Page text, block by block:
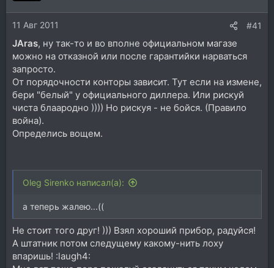
11 Авг 2011 #41
JAras, ну так-то и во вполне официальном магазе
можно на отказной или после гарантийки нарваться
запросто.
От порядочности конторы зависит. Тут если на измене,
бери "белый" у официального диллера. Или рискуй
чиста блаародно )))) Но рискуя - не бойся. (Правило
война).
Определись вощем.
Oleg Sirenko написал(а):
а теперь жалею...((
Не стоит того друг! ))) Взял хороший прибор, радуйся!
А штатник потом следущему какому-нить лоху
впаришь! :laugh4: